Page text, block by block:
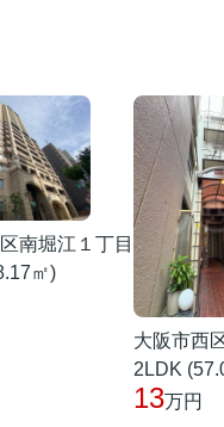
南堀江１丁目
㎡)
大阪市西
2LDK
13万円